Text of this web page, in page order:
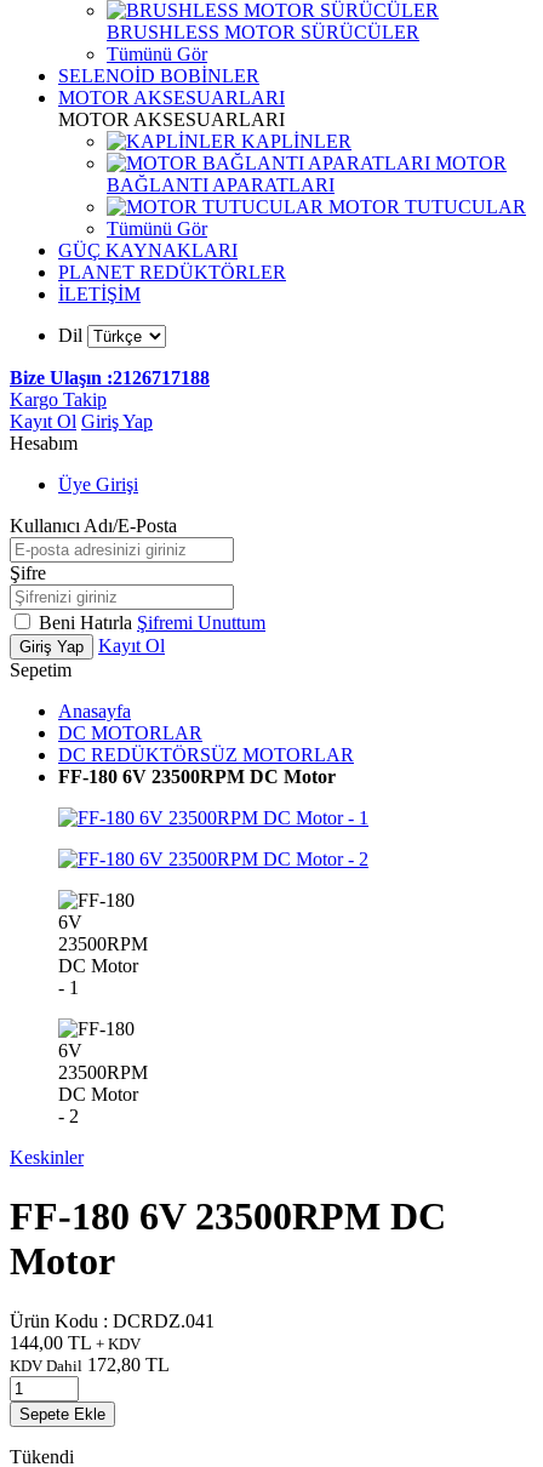
BRUSHLESS MOTOR SÜRÜCÜLER
Tümünü Gör
SELENOİD BOBİNLER
MOTOR AKSESUARLARI
MOTOR AKSESUARLARI
KAPLİNLER
MOTOR
BAĞLANTI APARATLARI
MOTOR TUTUCULAR
Tümünü Gör
GÜÇ KAYNAKLARI
PLANET REDÜKTÖRLER
İLETİŞİM
Dil
Bize Ulaşın :2126717188
Kargo Takip
Kayıt Ol Giriş Yap
Hesabım
Üye Girişi
Kullanıcı Adı/E-Posta
Şifre
Beni Hatırla Şifremi Unuttum
Giriş Yap
Kayıt Ol
Sepetim
Anasayfa
DC MOTORLAR
DC REDÜKTÖRSÜZ MOTORLAR
FF-180 6V 23500RPM DC Motor
Keskinler
FF-180 6V 23500RPM DC
Motor
Ürün Kodu : DCRDZ.041
144,00 TL + KDV
KDV Dahil 172,80 TL
Sepete Ekle
Tükendi